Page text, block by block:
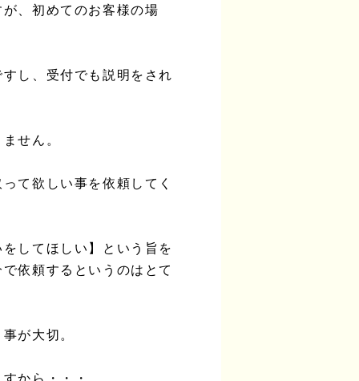
、初めてのお客様の場
し、受付でも説明をされ
せん。
て欲しい事を依頼してく
してほしい】という旨を
依頼するというのはとて
が大切。
から・・・